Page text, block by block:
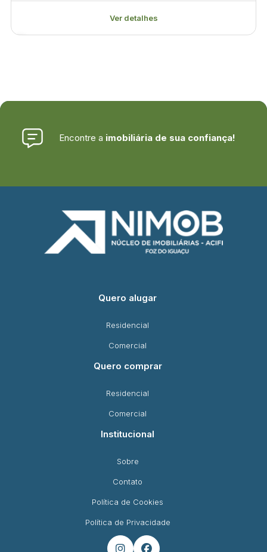
Ver detalhes
Encontre a imobiliária de sua confiança!
Quero alugar
Residencial
Comercial
Quero comprar
Residencial
Comercial
Institucional
Sobre
Contato
Política de Cookies
Política de Privacidade
 